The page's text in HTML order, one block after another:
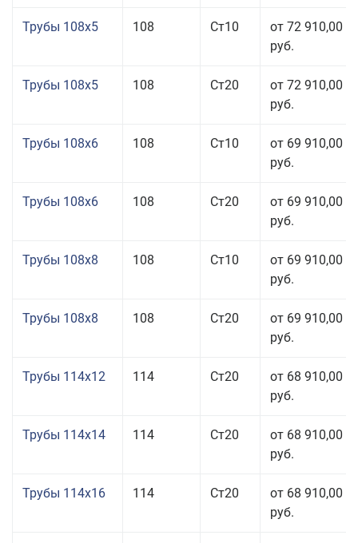
Трубы 108x5 108 Ст10
от 72 910,00
руб.
Трубы 108x5 108 Ст20
от 72 910,00
руб.
Трубы 108x6 108 Ст10
от 69 910,00
руб.
Трубы 108x6 108 Ст20
от 69 910,00
руб.
Трубы 108x8 108 Ст10
от 69 910,00
руб.
Трубы 108x8 108 Ст20
от 69 910,00
руб.
Трубы 114x12 114 Ст20
от 68 910,00
руб.
Трубы 114x14 114 Ст20
от 68 910,00
руб.
Трубы 114x16 114 Ст20
от 68 910,00
руб.